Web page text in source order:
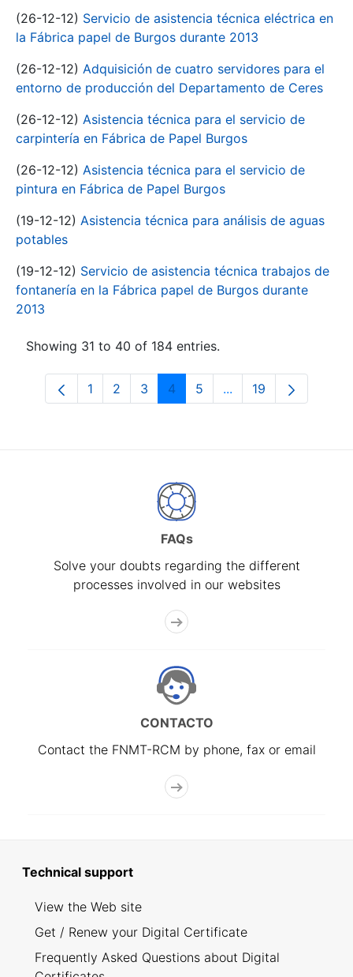
(26-12-12) Servicio de asistencia técnica eléctrica en
la Fábrica papel de Burgos durante 2013
(26-12-12) Adquisición de cuatro servidores para el
entorno de producción del Departamento de Ceres
(26-12-12) Asistencia técnica para el servicio de
carpintería en Fábrica de Papel Burgos
(26-12-12) Asistencia técnica para el servicio de
pintura en Fábrica de Papel Burgos
(19-12-12) Asistencia técnica para análisis de aguas
potables
(19-12-12) Servicio de asistencia técnica trabajos de
fontanería en la Fábrica papel de Burgos durante
2013
Showing 31 to 40 of 184 entries.
Page
1 Page
2 Page
3 Page
4 Page
5 ...Intermediate Pages
Page
19
FAQs
Solve your doubts regarding the different
processes involved in our websites
CONTACTO
Contact the FNMT-RCM by phone, fax or email
Technical support
View the Web site
Get / Renew your Digital Certificate
Frequently Asked Questions about Digital